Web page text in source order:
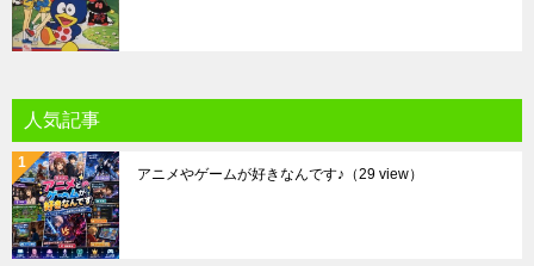
人気記事
アニメやゲームが好きなんです♪ （29 view）